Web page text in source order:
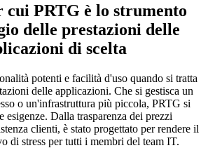
cui PRTG è lo strumento
delle prestazioni delle
di scelta
potenti e facilità d'uso quando si tratta
delle applicazioni. Che si gestisca un
o un'infrastruttura più piccola, PRTG si
esigenze. Dalla trasparenza dei prezzi
clienti, è stato progettato per rendere il
di stress per tutti i membri del team IT.